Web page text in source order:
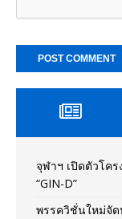
จุฬาฯ เปิดตัวโค
“GIN-D”
พรรควิชั่นใหม่จั